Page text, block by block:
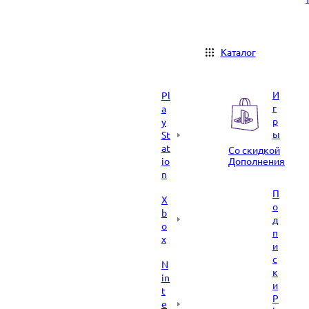
Каталог
Pl
a
y
St
at
io
n
X
b
o
x
N
in
t
e
И
г
р
ы
Со скидкой
Дополнения
П
о
д
п
и
с
к
и
P